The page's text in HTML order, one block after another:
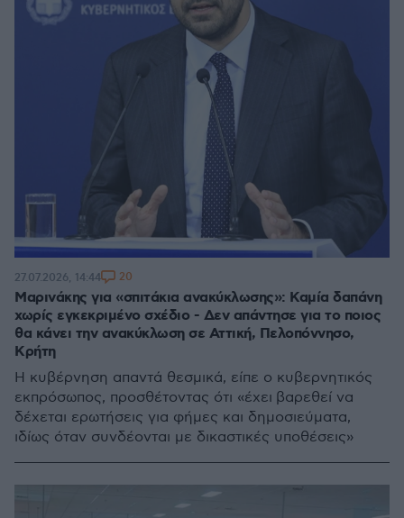
Μαρινάκης για «σπιτάκια ανακύκλωσης»: Καμία δαπάνη
χωρίς εγκεκριμένο σχέδιο - Δεν απάντησε για το ποιος
θα κάνει την ανακύκλωση σε Αττική, Πελοπόννησο,
Κρήτη
Η κυβέρνηση απαντά θεσμικά, είπε ο κυβερνητικός
εκπρόσωπος, προσθέτοντας ότι «έχει βαρεθεί να
δέχεται ερωτήσεις για φήμες και δημοσιεύματα,
ιδίως όταν συνδέονται με δικαστικές υποθέσεις»
27.07.2026, 14:44 20